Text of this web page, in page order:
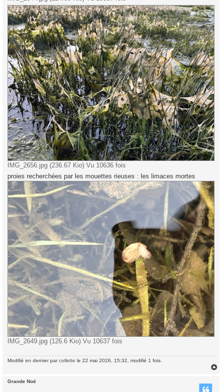
IMG_2656.jpg (236.67 Kio) Vu 10636 fois
proies recherchées par les mouettes rieuses : les limaces mortes
IMG_2649.jpg (126.6 Kio) Vu 10637 fois
Modifié en dernier parcollette le 22 mai 2026, 15:32, modifié 1 fois.
Grande Noë